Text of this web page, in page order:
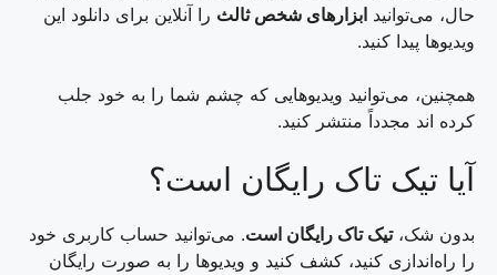
حال، می‌توانید ابزارهای شخص ثالث را آنلاین برای دانلود این
ویدیوها پیدا کنید.
همچنین، می‌توانید ویدیوهایی که چشم شما را به خود جلب
کرده اند مجدداً منتشر کنید.
آیا تیک تاک رایگان است؟
بدون شک،تیک تاک رایگان است. می‌توانید حساب کاربری خود
را راه‌اندازی کنید، کشف کنید و ویدیوها را به صورت رایگان